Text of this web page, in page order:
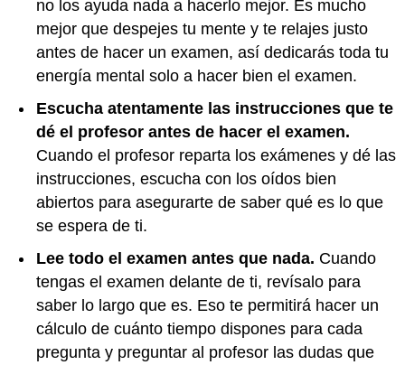
no los ayuda nada a hacerlo mejor. Es mucho
mejor que despejes tu mente y te relajes justo
antes de hacer un examen, así dedicarás toda tu
energía mental solo a hacer bien el examen.
Escucha atentamente las instrucciones que te
dé el profesor antes de hacer el examen.
Cuando el profesor reparta los exámenes y dé las
instrucciones, escucha con los oídos bien
abiertos para asegurarte de saber qué es lo que
se espera de ti.
Lee todo el examen antes que nada. Cuando
tengas el examen delante de ti, revísalo para
saber lo largo que es. Eso te permitirá hacer un
cálculo de cuánto tiempo dispones para cada
pregunta y preguntar al profesor las dudas que